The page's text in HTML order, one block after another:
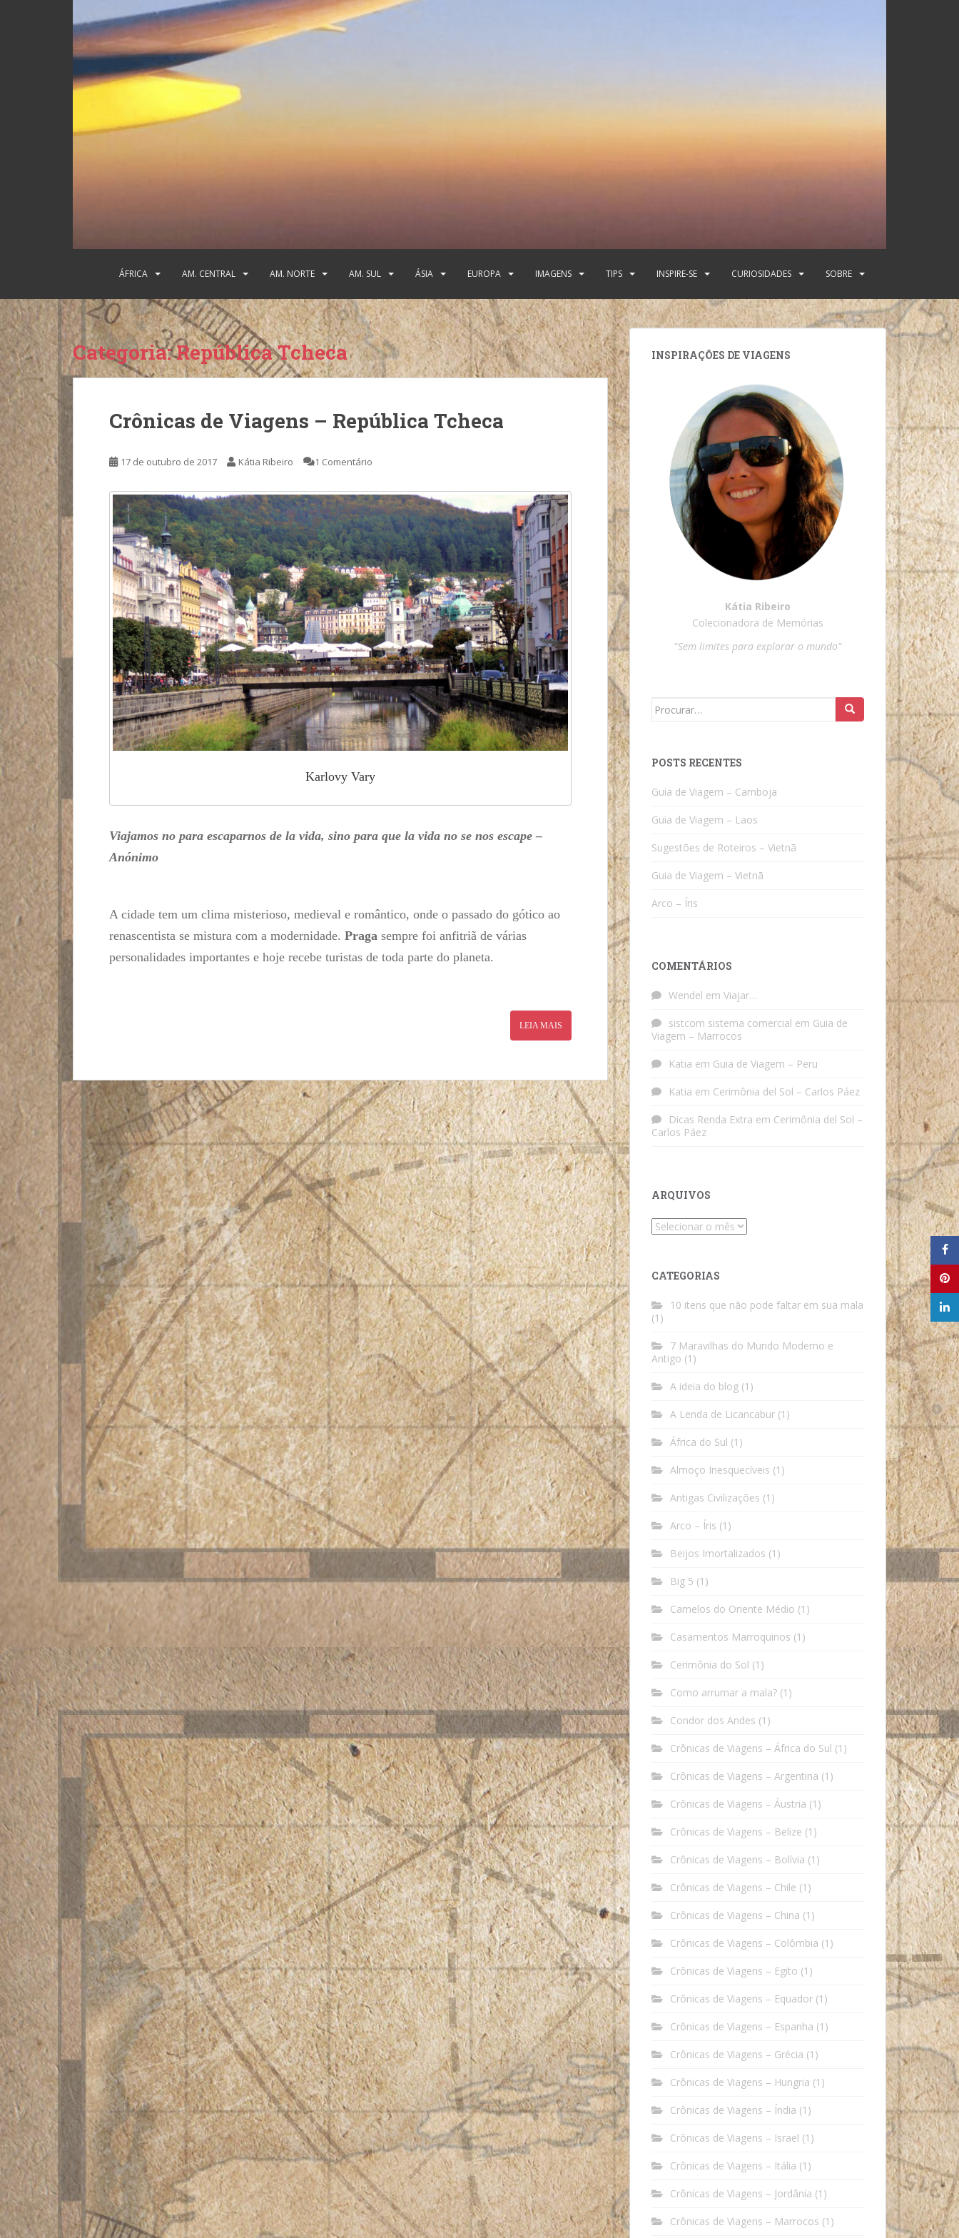
ÁFRICA AM. CENTRAL AM. NORTE AM. SUL ÁSIA EUROPA IMAGENS TIPS INSPIRE-SE CURIOSIDADES SOBRE
Categoria:República Tcheca
Crônicas de Viagens – República Tcheca
17 de outubro de 2017 Kátia Ribeiro 1 Comentário
Karlovy Vary
Viajamos no para escaparnos de la vida, sino para que la vida no se nos escape –
Anónimo
A cidade tem um clima misterioso, medieval e romântico, onde o passado do gótico ao
renascentista se mistura com a modernidade. Praga sempre foi anfitriã de várias
personalidades importantes e hoje recebe turistas de toda parte do planeta.
LEIA MAIS
INSPIRAÇÕES DE VIAGENS
Kátia Ribeiro
Colecionadora de Memórias
“Sem limites para explorar o mundo”
Search
POSTS RECENTES
Guia de Viagem – Camboja
Guia de Viagem – Laos
Sugestões de Roteiros – Vietnã
Guia de Viagem – Vietnã
Arco – Íris
COMENTÁRIOS
Wendel em Viajar…
sistcom sistema comercial em Guia de
Viagem – Marrocos
Katia em Guia de Viagem – Peru
Katia em Cerimônia del Sol – Carlos Páez
Dicas Renda Extra em Cerimônia del Sol –
Carlos Páez
ARQUIVOS
Arquivos
CATEGORIAS
10 itens que não pode faltar em sua mala
(1)
7 Maravilhas do Mundo Moderno e
Antigo (1)
A ideia do blog (1)
A Lenda de Licancabur (1)
África do Sul (1)
Almoço Inesquecíveis (1)
Antigas Civilizações (1)
Arco – Íris (1)
Beijos Imortalizados (1)
Big 5 (1)
Camelos do Oriente Médio (1)
Casamentos Marroquinos (1)
Cerimônia do Sol (1)
Como arrumar a mala? (1)
Condor dos Andes (1)
Crônicas de Viagens – África do Sul (1)
Crônicas de Viagens – Argentina (1)
Crônicas de Viagens – Áustria (1)
Crônicas de Viagens – Belize (1)
Crônicas de Viagens – Bolívia (1)
Crônicas de Viagens – Chile (1)
Crônicas de Viagens – China (1)
Crônicas de Viagens – Colômbia (1)
Crônicas de Viagens – Egito (1)
Crônicas de Viagens – Equador (1)
Crônicas de Viagens – Espanha (1)
Crônicas de Viagens – Grécia (1)
Crônicas de Viagens – Hungria (1)
Crônicas de Viagens – Índia (1)
Crônicas de Viagens – Israel (1)
Crônicas de Viagens – Itália (1)
Crônicas de Viagens – Jordânia (1)
Crônicas de Viagens – Marrocos (1)